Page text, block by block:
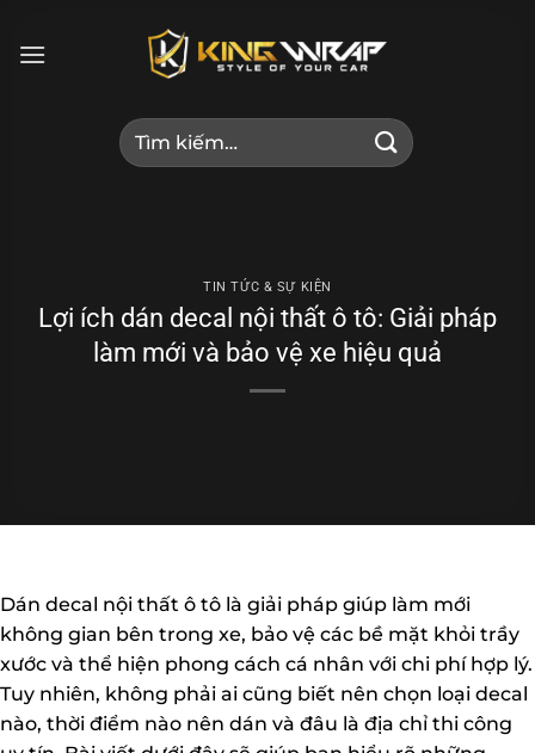
qua
Tìm
kiếm:
TIN TỨC & SỰ KIỆN
Lợi ích dán decal nội thất ô tô: Giải pháp
làm mới và bảo vệ xe hiệu quả
Dán decal nội thất ô tô là giải pháp giúp làm mới
không gian bên trong xe, bảo vệ các bề mặt khỏi trầy
xước và thể hiện phong cách cá nhân với chi phí hợp lý.
Tuy nhiên, không phải ai cũng biết nên chọn loại decal
nào, thời điểm nào nên dán và đâu là địa chỉ thi công